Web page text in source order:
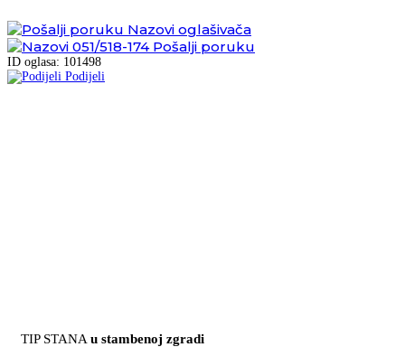
Nazovi oglašivača
051/518-174 Pošalji poruku
ID oglasa: 101498
Podijeli
TIP STANA u stambenoj zgradi